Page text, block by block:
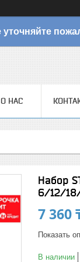
уточняйте
О НАС
Набор
6/12/
7 360
Показать
В наличии